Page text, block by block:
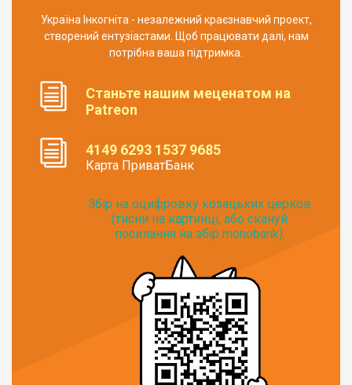
Україна Інкогніта - незалежний краєзнавчий проект,
створений ентузіастами. Щоб працювати далі, нам
потрібна ваша підтримка.
Станьте нашим меценатом на
Patreon
4149 6293 1537 9685
Карта ПриватБанк
Збір на оцифровку козацьких церков
(тисни на картинці, або скануй
посилання на збір monobank):